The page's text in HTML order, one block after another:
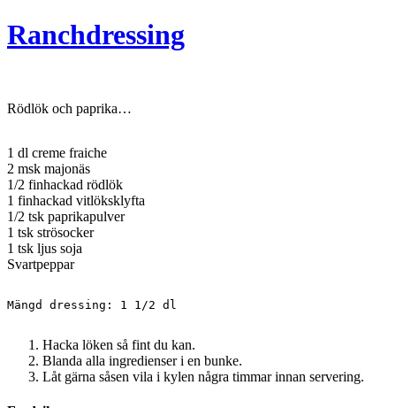
Ranchdressing
Rödlök och paprika…
1 dl creme fraiche
2 msk majonäs
1/2 finhackad rödlök
1 finhackad vitlöksklyfta
1/2 tsk paprikapulver
1 tsk strösocker
1 tsk ljus soja
Svartpeppar
Mängd dressing: 1 1/2 dl
Hacka löken så fint du kan.
Blanda alla ingredienser i en bunke.
Låt gärna såsen vila i kylen några timmar innan servering.